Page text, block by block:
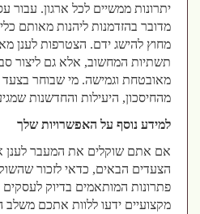
יתרונות ממשיים לכל ארגון. עבור
מדובר בהזדמנות ליהנות מאותם
מחוץ להישג ידם. הצטרפות לענן
תשתיות המחשוב, אלא גם ליצור
מאובטחת וגמישה. מי שבוחר בצעד
מהחיסכון, היעילות והחדשנות
למידע נוסף על האפשרויות שלך
אם אתם שוקלים את המעבר לענן אך
הצעדים הבאים, כדאי לזכור שהשוק
פתרונות המותאמים בדיוק לעסקים
מקצועיים ידעו ללוות אתכם משלב